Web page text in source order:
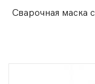
Сварочная маска